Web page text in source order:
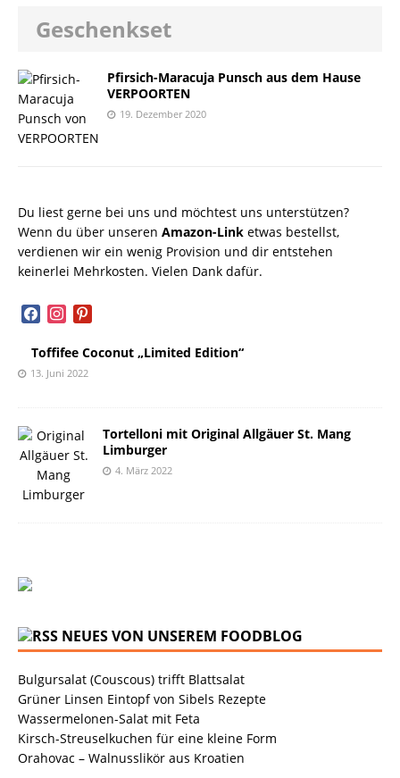
Geschenkset
Pfirsich-Maracuja Punsch aus dem Hause
VERPOORTEN
19. Dezember 2020
Du liest gerne bei uns und möchtest uns unterstützen?
Wenn du über unseren Amazon-Link etwas bestellst,
verdienen wir ein wenig Provision und dir entstehen
keinerlei Mehrkosten. Vielen Dank dafür.
facebookinstagram
pinterest
Toffifee Coconut „Limited Edition“
13. Juni 2022
Tortelloni mit Original Allgäuer St. Mang
Limburger
4. März 2022
NEUES VON UNSEREM FOODBLOG
Bulgursalat (Couscous) trifft Blattsalat
Grüner Linsen Eintopf von Sibels Rezepte
Wassermelonen-Salat mit Feta
Kirsch-Streuselkuchen für eine kleine Form
Orahovac – Walnusslikör aus Kroatien